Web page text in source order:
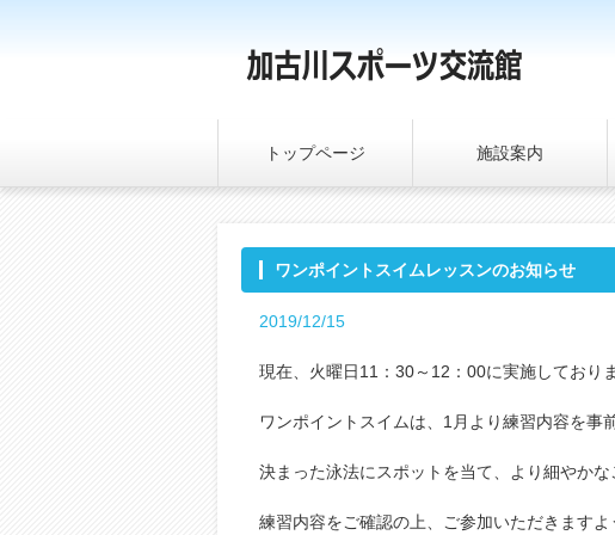
トップページ 施設案内
ワンポイントスイムレッスンのお知らせ
2019/12/15
現在、火曜日11：30～12：00に実施しており
ワンポイントスイムは、1月より練習内容を事
決まった泳法にスポットを当て、より細やか
練習内容をご確認の上、ご参加いただきますよ